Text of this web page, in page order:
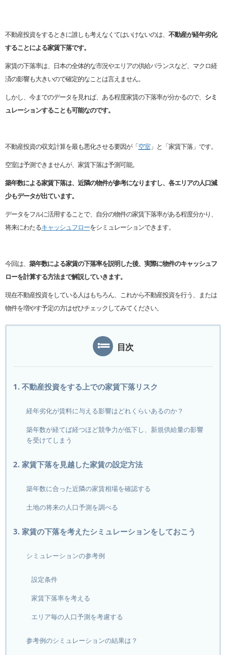
不動産投資をするときに誰しも考えなくてはいけないのは、 不動産が経年劣化
することによる家賃下落です。
家賃の下落率は、日本の全体的な市況やエリアの供給バランスなど、マクロ経
済の影響も大きいので確定的なことは言えません。
しかし、今までのデータを見れば、ある程度家賃の下落率が分かるので、 シミ
ュレーションすることも可能なのです。
不動産投資の収支計算を最も悪化させる要因が「空室 」と「家賃下落」です。
空室は予測できませんが、家賃下落は予測可能。
築年数による家賃下落は、近隣の物件が参考になりますし、各エリアの人口減
少もデータが出ています。
データをフルに活用することで、自分の物件の家賃下落率がある程度分かり、
将来にわたるキャッシュフローをシミュレーションできます。
今回は、 築年数による家賃の下落率を説明した後、実際に物件のキャッシュフ
ローを計算する方法まで解説していきます。
現在不動産投資をしている人はもちろん、これから不動産投資を行う、または
物件を増やす予定の方はぜひチェックしてみてください。
目次
1. 不動産投資をする上での家賃下落リスク
経年劣化が賃料に与える影響はどれくらいあるのか？
築年数が経てば経つほど競争力が低下し、新規供給量の影響
を受けてしまう
2. 家賃下落を見越した家賃の設定方法
築年数に合った近隣の家賃相場を確認する
土地の将来の人口予測を調べる
3. 家賃の下落を考えたシミュレーションをしておこう
シミュレーションの参考例
設定条件
家賃下落率を考える
エリア毎の人口予測を考慮する
参考例のシミュレーションの結果は？